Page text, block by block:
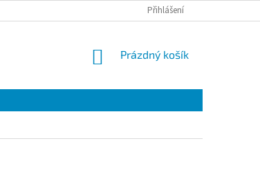
VÝMĚNA A VRÁCENÍ ZBOŽÍ
Přihlášení
NÁKUPNÍ
Prázdný košík